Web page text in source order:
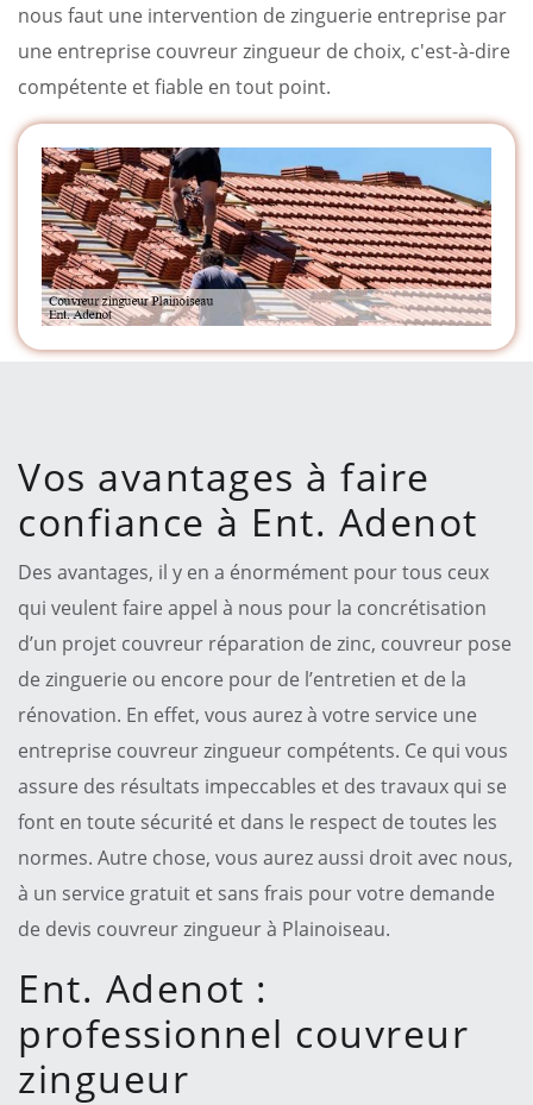
nous faut une intervention de zinguerie entreprise par
une entreprise couvreur zingueur de choix, c'est-à-dire
compétente et fiable en tout point.
Vos avantages à faire
confiance à Ent. Adenot
Des avantages, il y en a énormément pour tous ceux
qui veulent faire appel à nous pour la concrétisation
d’un projet couvreur réparation de zinc, couvreur pose
de zinguerie ou encore pour de l’entretien et de la
rénovation. En effet, vous aurez à votre service une
entreprise couvreur zingueur compétents. Ce qui vous
assure des résultats impeccables et des travaux qui se
font en toute sécurité et dans le respect de toutes les
normes. Autre chose, vous aurez aussi droit avec nous,
à un service gratuit et sans frais pour votre demande
de devis couvreur zingueur à Plainoiseau.
Ent. Adenot :
professionnel couvreur
zingueur